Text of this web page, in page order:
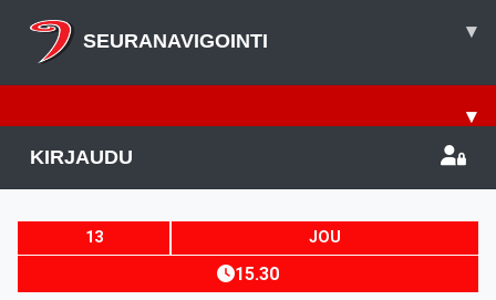
SEURANAVIGOINTI ▾
▾
KIRJAUDU
13 JOU
15.30